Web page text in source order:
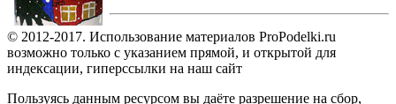
© 2012-2017. Использование материалов ProPodelki.ru
возможно только с указанием прямой, и открытой для
индексации, гиперссылки на наш сайт
Пользуясь данным ресурсом вы даёте разрешение на сбор,